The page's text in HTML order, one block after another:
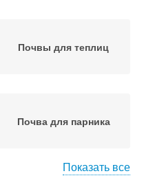
Почвы для теплиц
Почва для парника
Показать все